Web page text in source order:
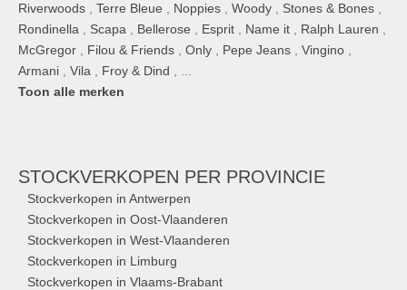
Riverwoods
Terre Bleue Noppies Woody Stones & Bones
Rondinella
Scapa Bellerose Esprit Name it Ralph Lauren
McGregor
Filou & Friends Only Pepe Jeans Vingino
Armani
Vila Froy & Dind
Toon alle merken
STOCKVERKOPEN PER PROVINCIE
Stockverkopen in Antwerpen
Stockverkopen in Oost-Vlaanderen
Stockverkopen in West-Vlaanderen
Stockverkopen in Limburg
Stockverkopen in Vlaams-Brabant